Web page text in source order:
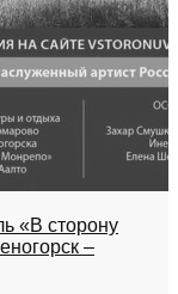
«В сторону
–